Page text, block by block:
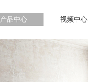
产品中心 视频中心